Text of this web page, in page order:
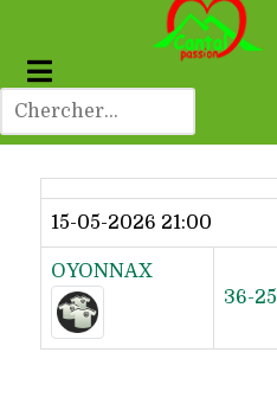
Dernier résultat
15-05-2026 21:00
OYONNAX
36-25